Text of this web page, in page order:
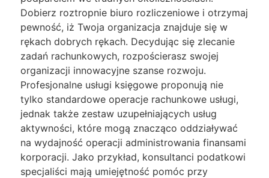
Dobierz roztropnie biuro rozliczeniowe i otrzymaj
pewność, iż Twoja organizacja znajduje się w
rękach dobrych rękach. Decydując się zlecanie
zadań rachunkowych, rozpościerasz swojej
organizacji innowacyjne szanse rozwoju.
Profesjonalne usługi księgowe proponują nie
tylko standardowe operacje rachunkowe usługi,
jednak także zestaw uzupełniających usług
aktywności, które mogą znacząco oddziaływać
na wydajność operacji administrowania finansami
korporacji. Jako przykład, konsultanci podatkowi
specjaliści mają umiejętność pomóc przy